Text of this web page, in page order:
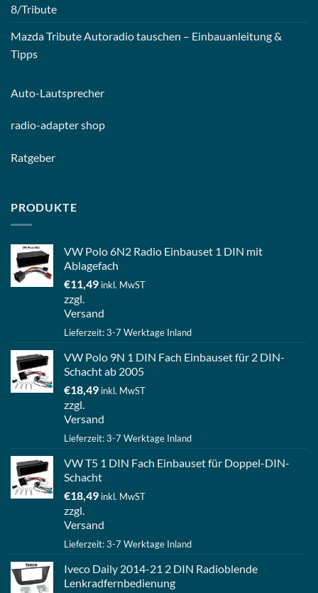
8/Tribute
Mazda Tribute Autoradio tauschen – Einbauanleitung &
Tipps
Auto-Lautsprecher
radio-adapter shop
Ratgeber
PRODUKTE
VW Polo 6N2 Radio Einbauset 1 DIN mit
Ablagefach
€11,49 inkl. MwST
zzgl.
Versand
Lieferzeit: 3-7 Werktage Inland
VW Polo 9N 1 DIN Fach Einbauset für 2 DIN-
Schacht ab 2005
€18,49 inkl. MwST
zzgl.
Versand
Lieferzeit: 3-7 Werktage Inland
VW T5 1 DIN Fach Einbauset für Doppel-DIN-
Schacht
€18,49 inkl. MwST
zzgl.
Versand
Lieferzeit: 3-7 Werktage Inland
Iveco Daily 2014-21 2 DIN Radioblende
Lenkradfernbedienung